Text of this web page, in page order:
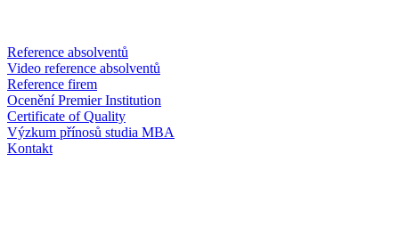
Reference absolventů
Video reference absolventů
Reference firem
Ocenění Premier Institution
Certificate of Quality
Výzkum přínosů studia MBA
Kontakt